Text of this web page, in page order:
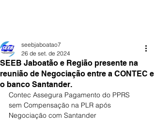
SEEB Jaboatão e Região presente na
reunião de Negociação entre a CONTEC e
o banco Santander.
seebjaboatao7
26 de set. de 2024
Contec Assegura Pagamento do PPRS
sem Compensação na PLR após
Negociação com Santander